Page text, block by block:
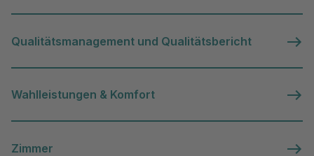
Qualitätsmanagement und Qualitätsbericht
Wahlleistungen & Komfort
Zimmer